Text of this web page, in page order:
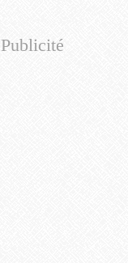
Publicité